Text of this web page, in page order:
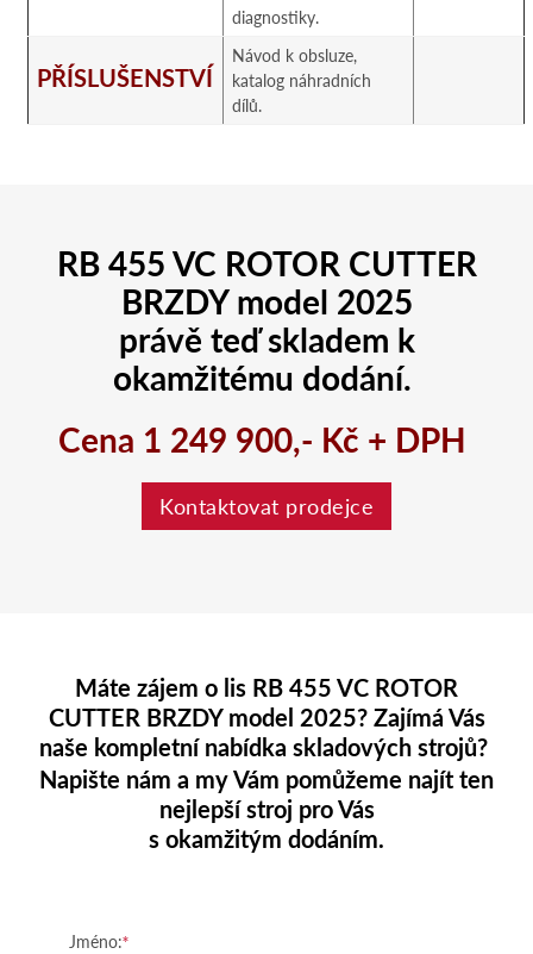
diagnostiky.
PŘÍSLUŠENSTVÍ
Návod k obsluze,
katalog náhradních
dílů.
RB 455 VC ROTOR CUTTER
BRZDY model 2025
právě teď skladem k
okamžitému dodání.
Cena 1 249 900,- Kč + DPH
Kontaktovat prodejce
Máte zájem o lis RB 455 VC ROTOR
CUTTER BRZDY model 2025? Zajímá Vás
naše kompletní nabídka skladových strojů?
Napište nám a my Vám pomůžeme najít ten
nejlepší stroj pro Vás
s okamžitým dodáním.
Jméno: